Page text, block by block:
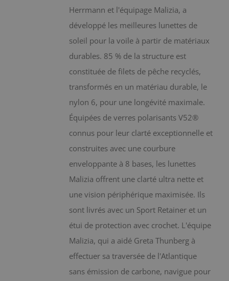
choisies
sur
la
page
du
produit
Herrmann et l'équipage Malizia, a
développé les meilleures lunettes de
soleil pour la voile à partir de matériaux
durables. 85 % de la structure est
constituée de filets de pêche recyclés,
transformés en un matériau durable, le
nylon 6, pour une longévité maximale.
Équipées de verres polarisants V52®
connus pour leur clarté exceptionnelle et
construites avec une courbure
enveloppante à 8 bases, les lunettes
Malizia offrent une clarté ultra nette et
une vision périphérique maximisée. Ils
sont livrés avec un Sport Retainer et un
étui de protection avec crochet. L'équipe
Malizia, qui a aidé Greta Thunberg à
effectuer sa traversée de l'Atlantique
sans émission de carbone, navigue pour